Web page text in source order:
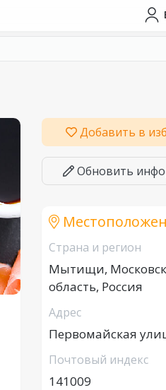
Добавить в
Обновить
Страна и регион
Мытищи,
область, Россия
Адрес
Первомайская
Почтовый индекс
141009